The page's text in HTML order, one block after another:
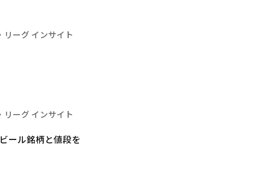
リーグ インサイト
リーグ インサイト
ール銘柄と値段を